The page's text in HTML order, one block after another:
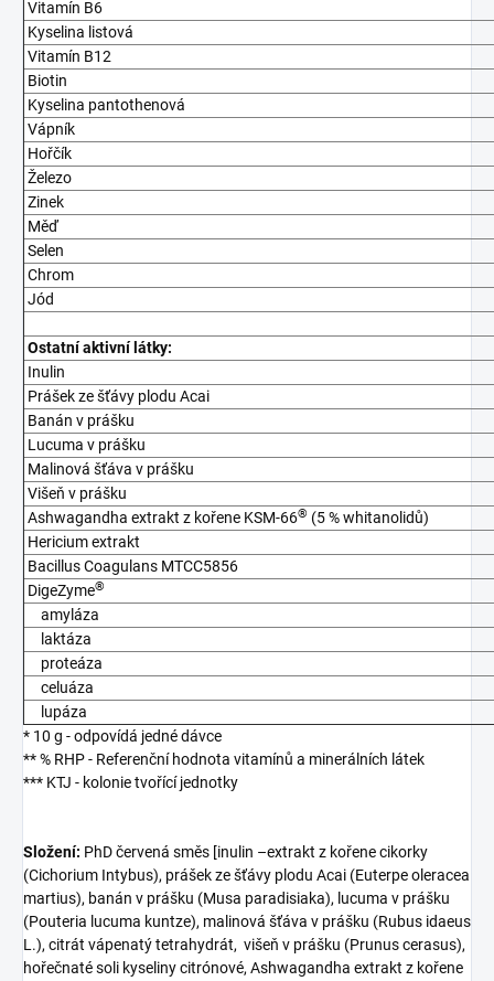
Vitamín B6
Kyselina listová
Vitamín B12
Biotin
Kyselina pantothenová
Vápník
Hořčík
Železo
Zinek
Měď
Selen
Chrom
Jód
Ostatní aktivní látky:
Inulin
Prášek ze šťávy plodu Acai
Banán v prášku
Lucuma v prášku
Malinová šťáva v prášku
Višeň v prášku
Ashwagandha extrakt z kořene KSM-66® (5 % whitanolidů)
Hericium extrakt
Bacillus Coagulans MTCC5856
DigeZyme®
amyláza
laktáza
proteáza
celuáza
lupáza
* 10 g - odpovídá jedné dávce
** % RHP - Referenční hodnota vitamínů a minerálních látek
*** KTJ - kolonie tvořící jednotky
Složení: PhD červená směs [inulin –extrakt z kořene cikorky
(Cichorium Intybus), prášek ze šťávy plodu Acai (Euterpe oleracea
martius), banán v prášku (Musa paradisiaka), lucuma v prášku
(Pouteria lucuma kuntze), malinová šťáva v prášku (Rubus idaeus
L.), citrát vápenatý tetrahydrát, višeň v prášku (Prunus cerasus),
hořečnaté soli kyseliny citrónové, Ashwagandha extrakt z kořene